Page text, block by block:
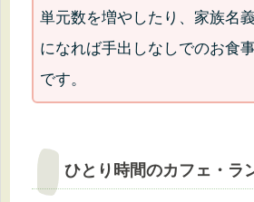
単元数を増やしたり、家族名
になれば手出しなしでのお食
です。
ひとり時間のカフェ・ラ